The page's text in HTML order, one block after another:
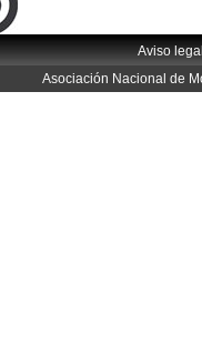
Aviso
Asociación Nacional de